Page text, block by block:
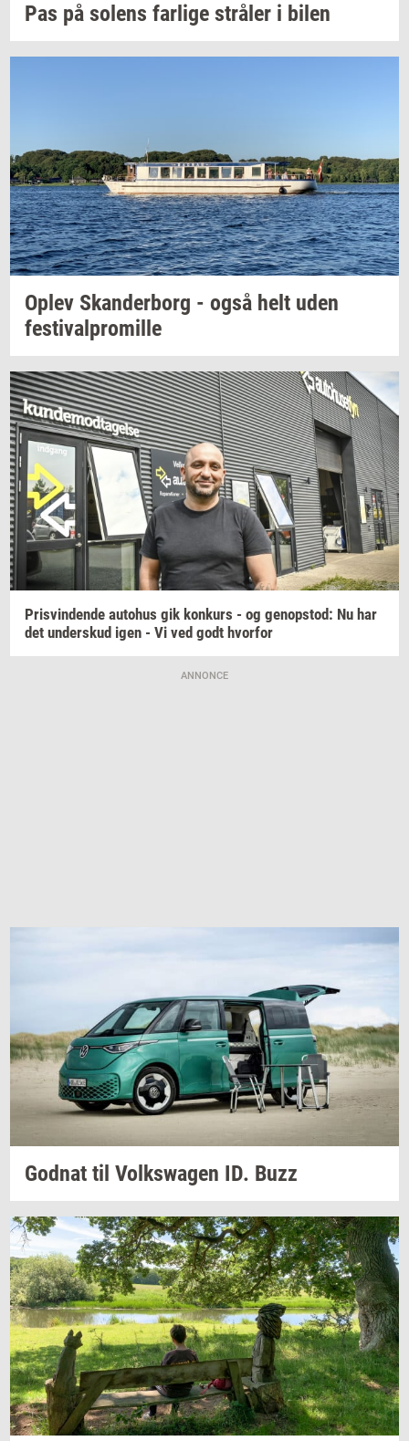
Pas på so­lens far­li­ge strå­ler i bilen
Oplev Skan­der­borg - også helt uden
festi­val­pro­mil­le
Prisvin­den­de au­to­hus gik kon­kurs - og genop­stod: Nu har
det un­der­skud igen - Vi ved godt hvor­for
ANNONCE
God­nat til Volkswa­gen ID. Buzz